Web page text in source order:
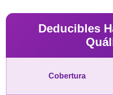
Deducibles
Cobertura